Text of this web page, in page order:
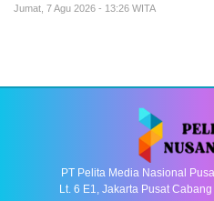
Jumat, 7 Agu 2026 - 13:26 WITA
PT Pelita Media Nasional
Lt. 6 E1, Jakarta Pusat